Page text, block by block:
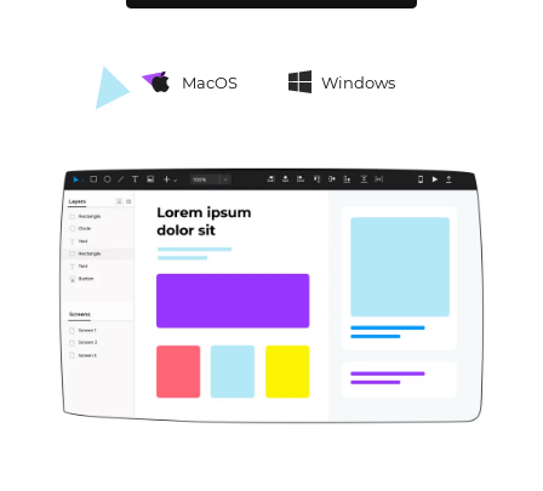
MacOS Windows